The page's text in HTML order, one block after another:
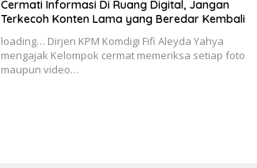
Cermati Informasi Di Ruang Digital, Jangan
Terkecoh Konten Lama yang Beredar Kembali
loading… Dirjen KPM Komdigi Fifi Aleyda Yahya
mengajak Kelompok cermat memeriksa setiap foto
maupun video…